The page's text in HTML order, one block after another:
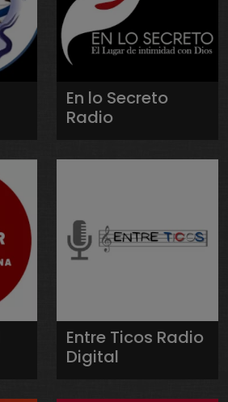
En lo Secreto
Radio
Entre Ticos Radio
Digital